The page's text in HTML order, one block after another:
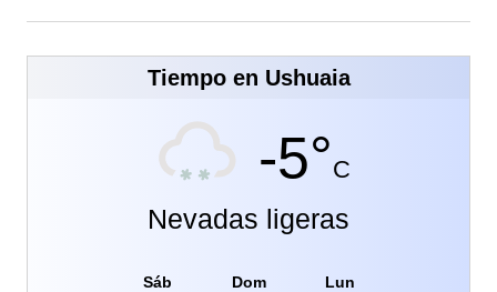
Tiempo en Ushuaia
-5°C
Nevadas ligeras
Sáb Dom Lun